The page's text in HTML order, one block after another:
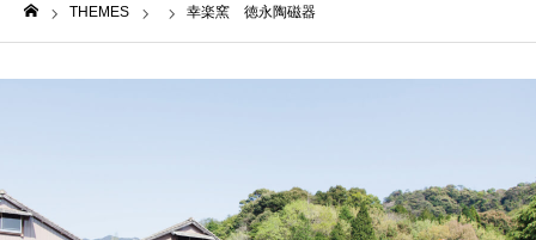
THEMES 幸楽窯 徳永陶磁器